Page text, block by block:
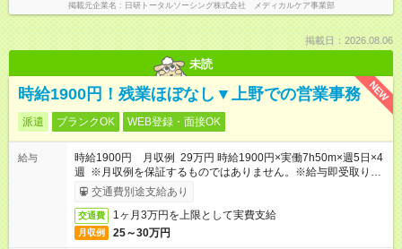
掲載元企業名 日研トータルソーシング株式会社 メディカルケア事業部
掲載日：2026.08.06
未読
NEW
時給1900円！残業ほぼなし▼上野での営業事務
派遣 ブランクOK WEB登録・面接OK
給与
時給1900円 月収例 29万円 時給1900円×実働7h50m×週5日×4
週 ※月収例を保証するものではありません。※給与即受取りサ
ービス利用可（利用条件有）
交通費別途支給あり
交通費 1ヶ月3万円を上限として実費支給
月収例 25～30万円